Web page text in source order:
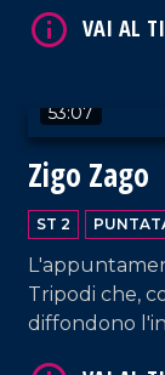
Lamezia
53:07
Zigo Zago
ST 2
Tripodi che,
diffondono
VAI AL TITOLO